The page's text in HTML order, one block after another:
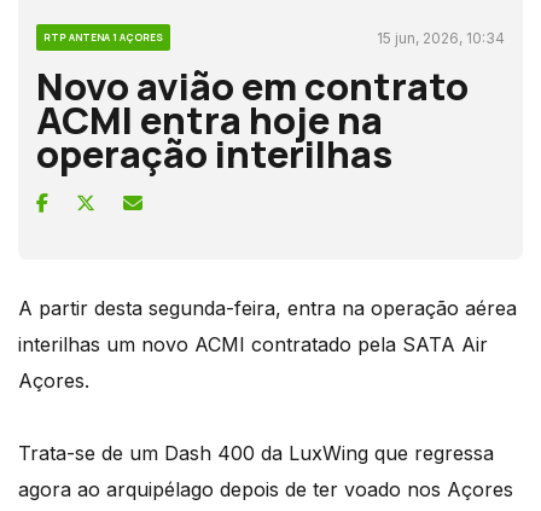
RTP ANTENA 1 AÇORES 15 jun, 2026, 10:34
Novo avião em contrato
ACMI entra hoje na
operação interilhas
A partir desta segunda-feira, entra na operação aérea
interilhas um novo ACMI contratado pela SATA Air
Açores.
Trata-se de um Dash 400 da LuxWing que regressa
agora ao arquipélago depois de ter voado nos Açores